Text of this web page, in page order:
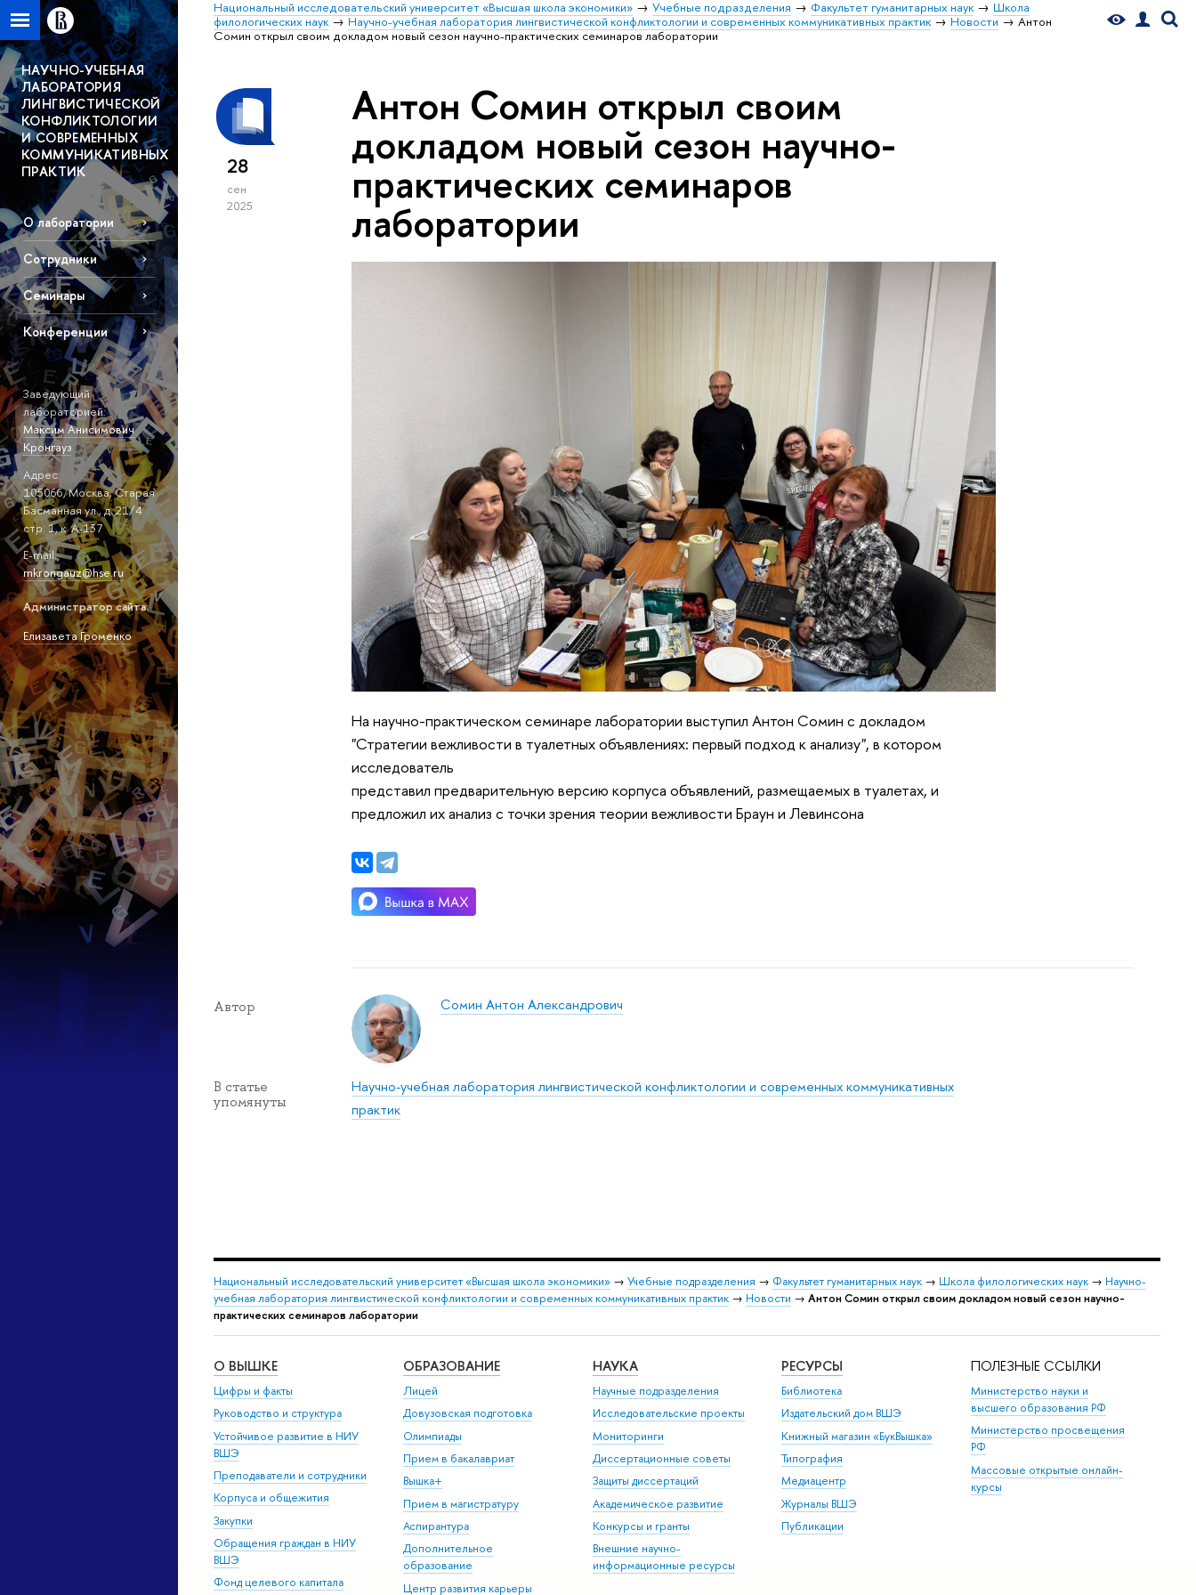
Национальный исследовательский университет «Высшая школа экономики» Учебные подразделения Факультет гуманитарных наук
Школа
филологических наук
Научно-учебная лаборатория лингвистической конфликтологии и современных коммуникативных практик Новости
Антон
Сомин открыл своим докладом новый сезон научно-практических семинаров лаборатории
НАУЧНО-УЧЕБНАЯ
ЛАБОРАТОРИЯ
ЛИНГВИСТИЧЕСКОЙ
КОНФЛИКТОЛОГИИ
И СОВРЕМЕННЫХ
КОММУНИКАТИВНЫХ
ПРАКТИК
О лаборатории
Сотрудники
Семинары
Конференции
Заведующий
лабораторией:
Максим Анисимович
Кронгауз
Адрес:
105066, Москва, Старая
Басманная ул., д. 21/4
стр. 1, к. А-137
E-mail:
mkrongauz@hse.ru
Администратор сайта:
Елизавета Громенко
28
сен
2025
Антон Сомин открыл своим
докладом новый сезон научно-
практических семинаров
лаборатории
На научно-практическом семинаре лаборатории выступил Антон Сомин с докладом
"Стратегии вежливости в туалетных объявлениях: первый подход к анализу", в котором
исследователь
представил предварительную версию корпуса объявлений, размещаемых в туалетах, и
предложил их анализ с точки зрения теории вежливости Браун и Левинсона
Автор Сомин Антон Александрович
В статье
упомянуты
Научно-учебная лаборатория лингвистической конфликтологии и современных коммуникативных
практик
Национальный исследовательский университет «Высшая школа экономики» → Учебные подразделения → Факультет гуманитарных наук → Школа филологических наук → Научно-
учебная лаборатория лингвистической конфликтологии и современных коммуникативных практик → Новости → Антон Сомин открыл своим докладом новый сезон научно-
практических семинаров лаборатории
О ВЫШКЕ
Цифры и факты
Руководство и структура
Устойчивое развитие в НИУ
ВШЭ
Преподаватели и сотрудники
Корпуса и общежития
Закупки
Обращения граждан в НИУ
ВШЭ
Фонд целевого капитала
ОБРАЗОВАНИЕ
Лицей
Довузовская подготовка
Олимпиады
Прием в бакалавриат
Вышка+
Прием в магистратуру
Аспирантура
Дополнительное
образование
Центр развития карьеры
НАУКА
Научные подразделения
Исследовательские проекты
Мониторинги
Диссертационные советы
Защиты диссертаций
Академическое развитие
Конкурсы и гранты
Внешние научно-
информационные ресурсы
РЕСУРСЫ
Библиотека
Издательский дом ВШЭ
Книжный магазин «БукВышка»
Типография
Медиацентр
Журналы ВШЭ
Публикации
ПОЛЕЗНЫЕ ССЫЛКИ
Министерство науки и
высшего образования РФ
Министерство просвещения
РФ
Массовые открытые онлайн-
курсы